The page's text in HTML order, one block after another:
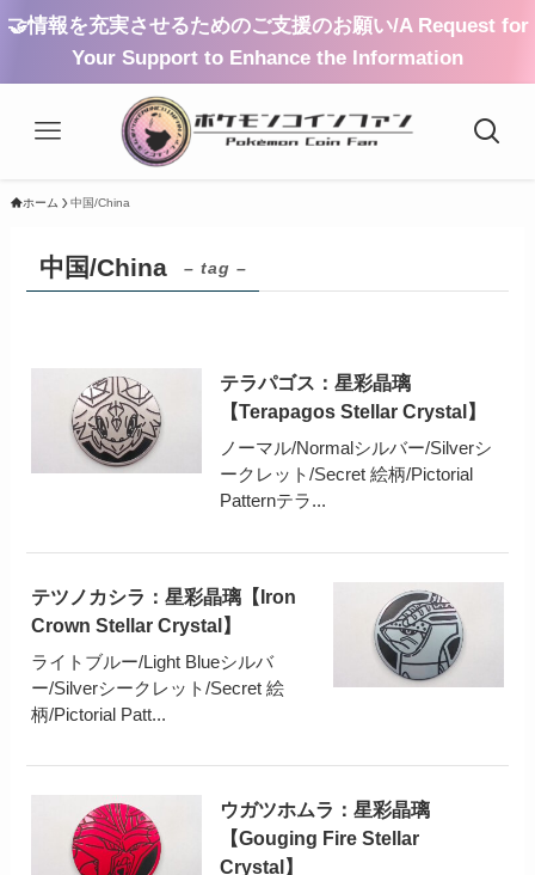
🤝情報を充実させるためのご支援のお願い/A Request for
Your Support to Enhance the Information
ホーム 中国/China
中国/China – tag –
テラパゴス：星彩晶璃
【Terapagos Stellar Crystal】
ノーマル/Normalシルバー/Silverシ
ークレット/Secret 絵柄/Pictorial
Patternテラ...
テツノカシラ：星彩晶璃【Iron
Crown Stellar Crystal】
ライトブルー/Light Blueシルバ
ー/Silverシークレット/Secret 絵
柄/Pictorial Patt...
ウガツホムラ：星彩晶璃
【Gouging Fire Stellar
Crystal】